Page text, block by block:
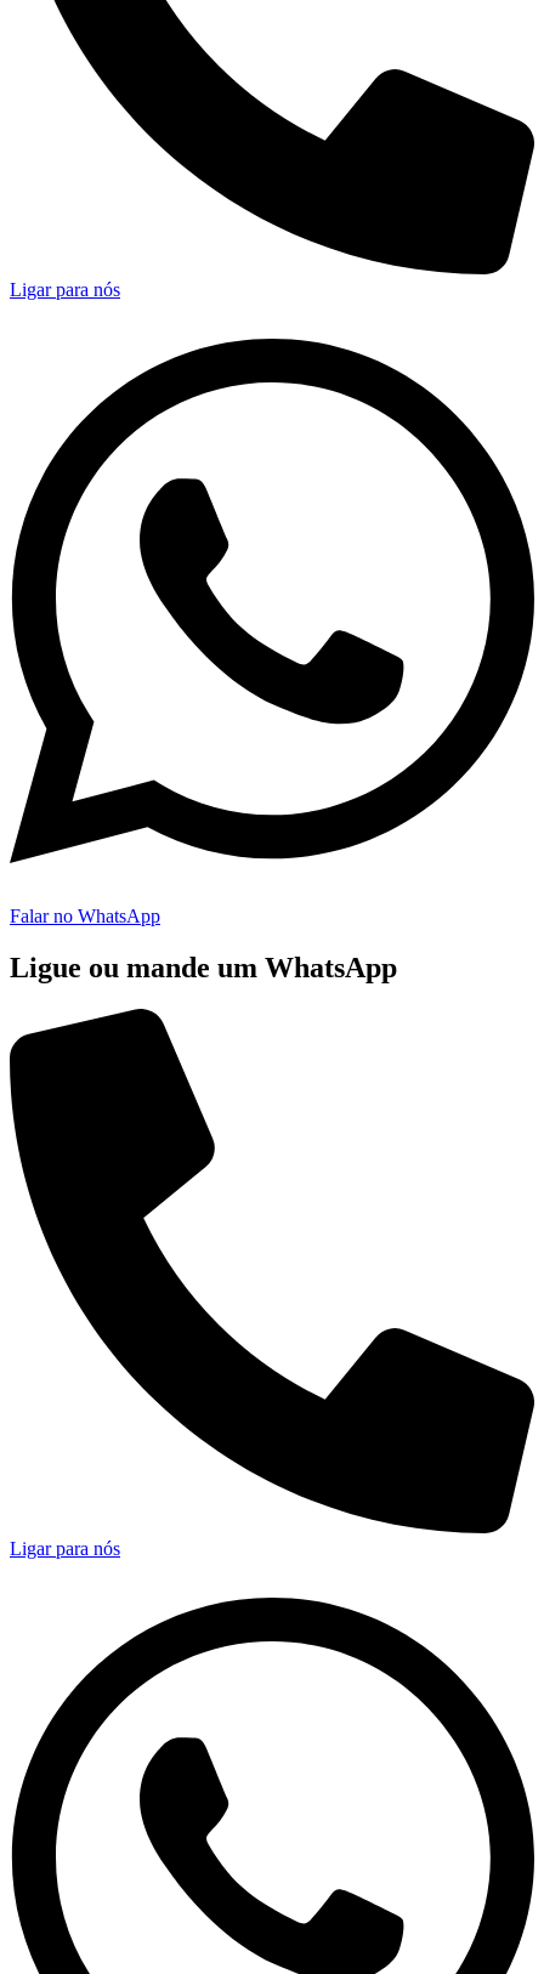
Ligar para nós
Falar no WhatsApp
Ligue ou mande um WhatsApp
Ligar para nós